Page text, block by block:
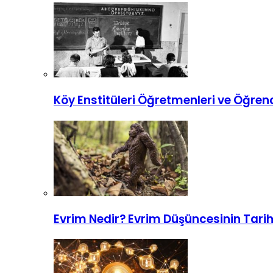
Köy Enstitüleri Öğretmenleri ve
Evrim Nedir? Evrim Düşüncesinin